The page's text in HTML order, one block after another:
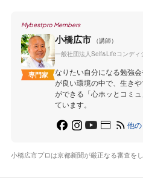
Mybestpro Members
専門家
小橋広市
（講師）
一般社団法人Self&Lifeコンディ
なりたい自分になる勉強
が良い環境の中で、生き
ができる「心ホッとコミ
ています。
他
小橋広市プロは京都新聞が厳正なる審査を